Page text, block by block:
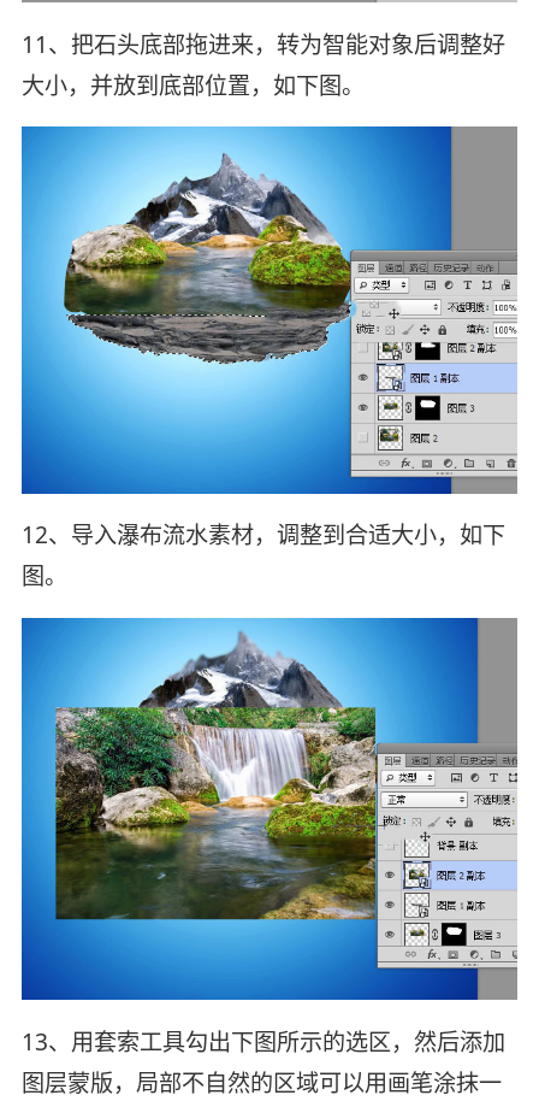
11、把石头底部拖进来，转为智能对象后调整好
大小，并放到底部位置，如下图。
12、导入瀑布流水素材，调整到合适大小，如下
图。
13、用套索工具勾出下图所示的选区，然后添加
图层蒙版，局部不自然的区域可以用画笔涂抹一